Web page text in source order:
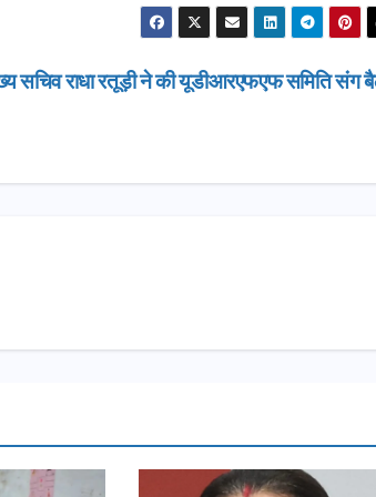
सचिव राधा रतूड़ी ने की यूडीआरएफएफ समिति संग
दिल्ली-
से जुड़ी 12